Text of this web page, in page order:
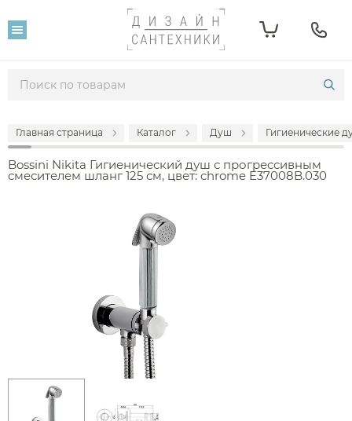
Главная страница Каталог Душ Гигиенические
Bossini Nikita Гигиенический душ с прогрессивным
смесителем шланг 125 см, цвет: chrome E37008B.030